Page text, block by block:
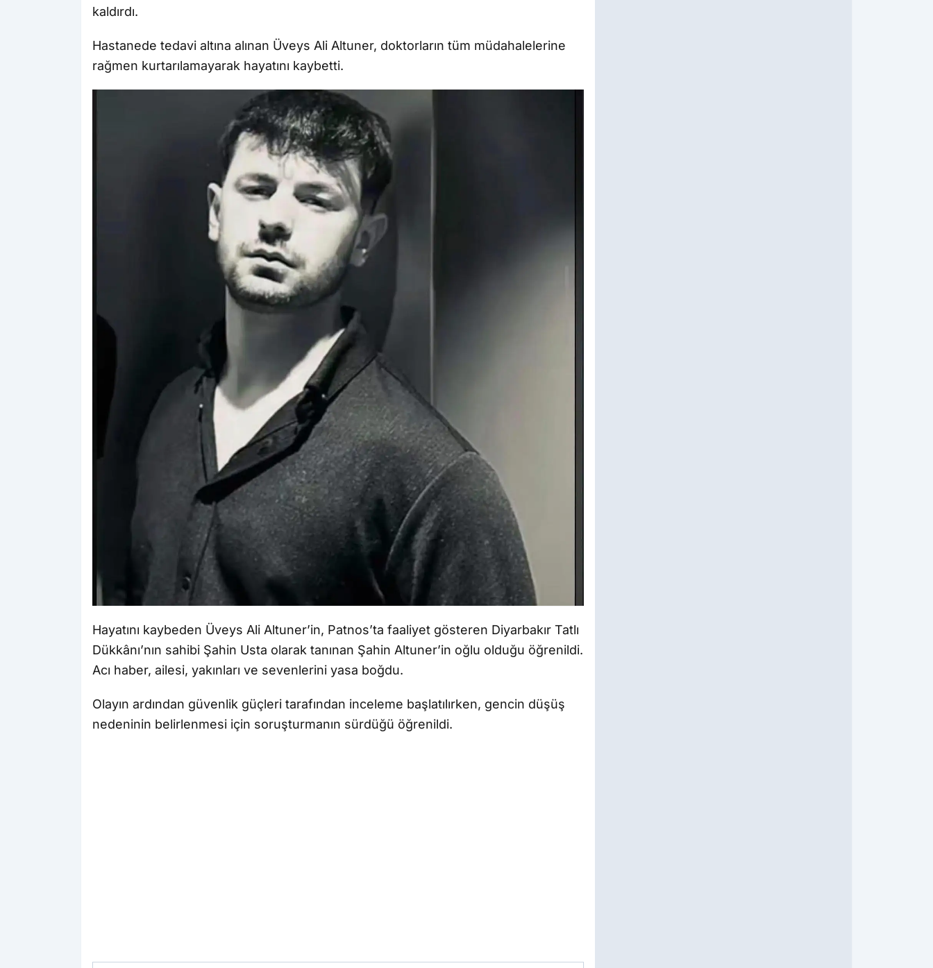
kaldırdı.
Hastanede tedavi altına alınan Üveys Ali Altuner, doktorların tüm müdahalelerine
rağmen kurtarılamayarak hayatını kaybetti.
Hayatını kaybeden Üveys Ali Altuner’in, Patnos’ta faaliyet gösteren Diyarbakır Tatlı
Dükkânı’nın sahibi Şahin Usta olarak tanınan Şahin Altuner’in oğlu olduğu öğrenildi.
Acı haber, ailesi, yakınları ve sevenlerini yasa boğdu.
Olayın ardından güvenlik güçleri tarafından inceleme başlatılırken, gencin düşüş
nedeninin belirlenmesi için soruşturmanın sürdüğü öğrenildi.